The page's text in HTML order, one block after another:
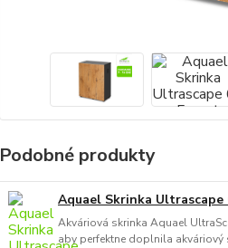
Podobné produkty
Aquael Skrinka Ultrascape
Akváriová skrinka Aquael
aby perfektne doplnila akváriový